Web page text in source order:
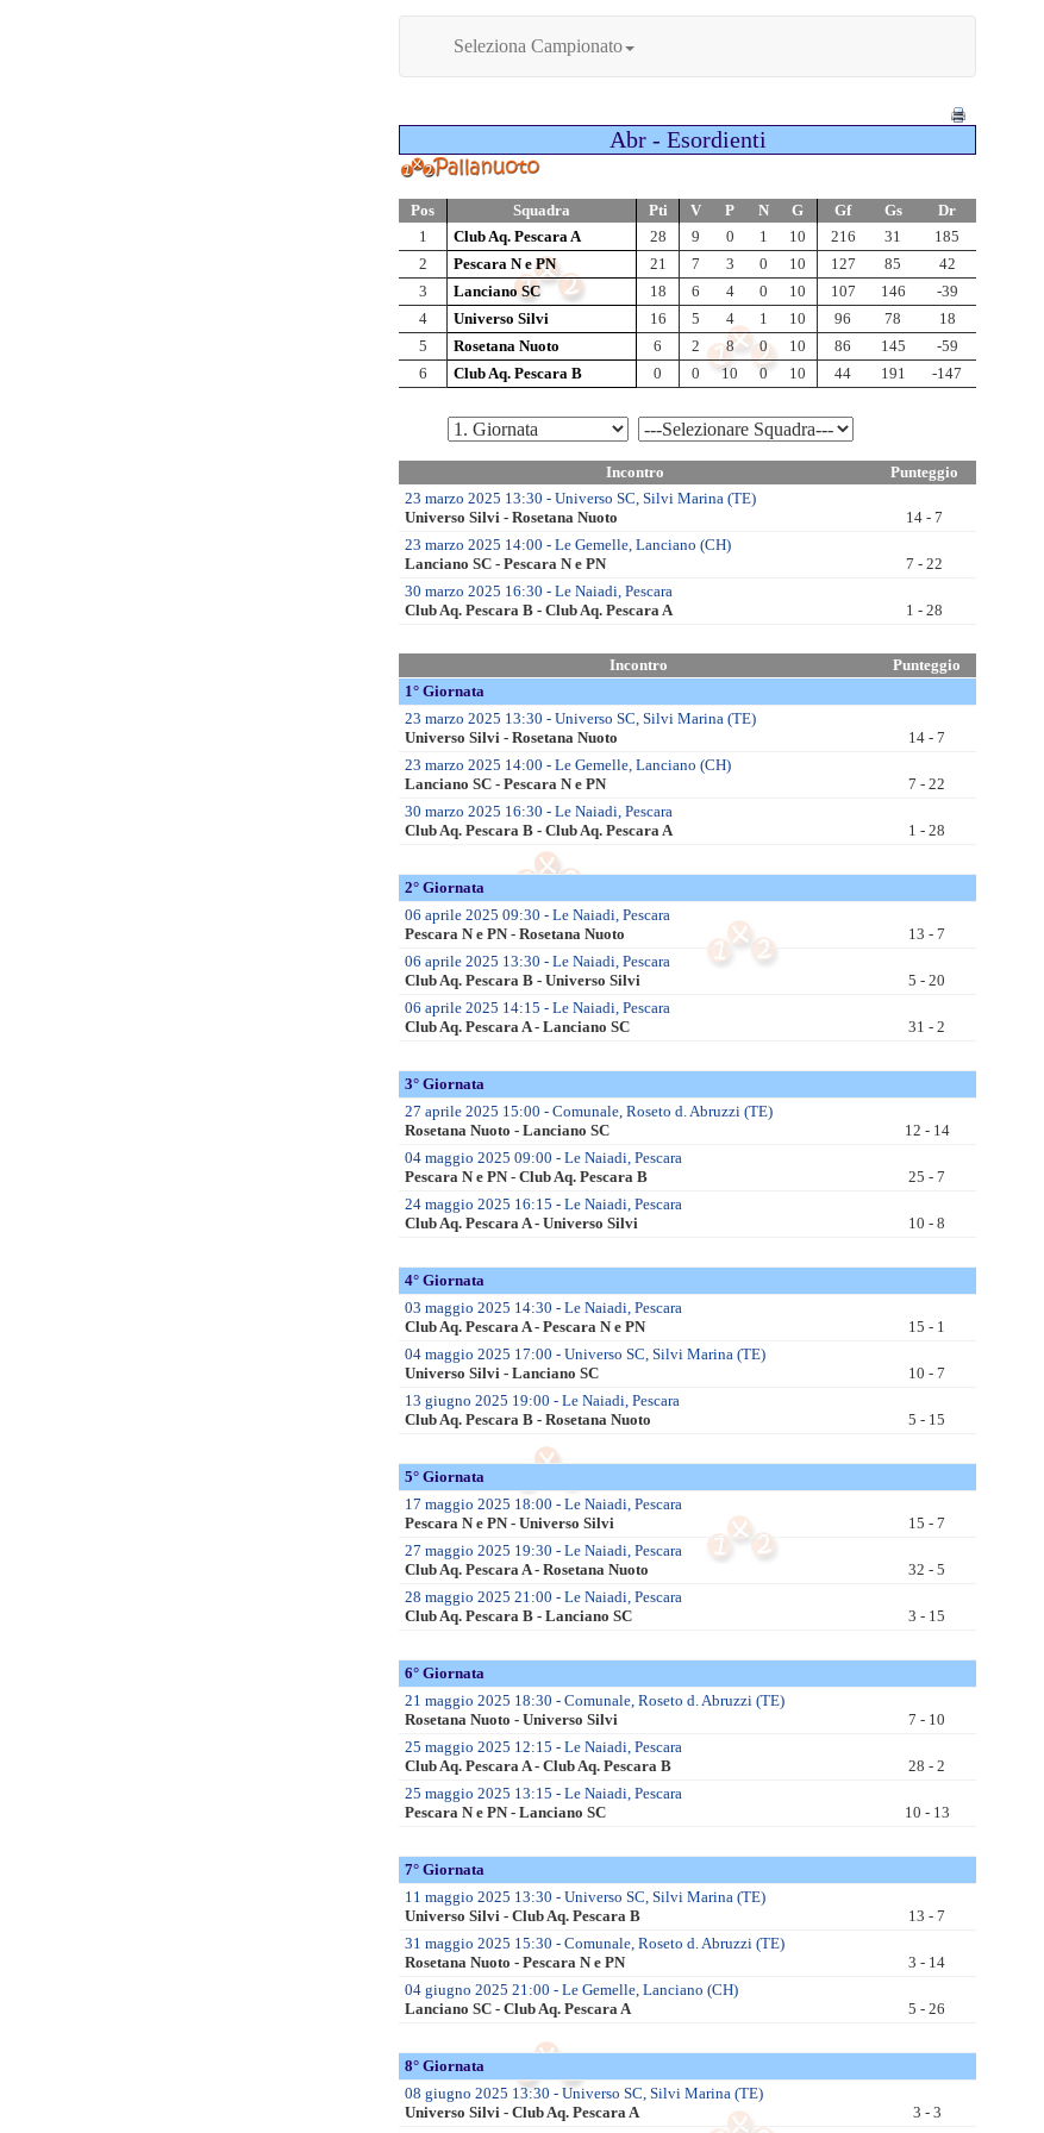
Seleziona Campionato
Abr - Esordienti
Pos Squadra Pti V P N G Gf Gs
Dr
1
Club Aq. Pescara A 28 9 0 1 10 216 31
185
2
Pescara N e PN 21 7 3 0 10 127 85
42
3
Lanciano SC 18 6 4 0 10 107 146
-39
4
Universo Silvi 16 5 4 1 10 96 78
18
5
Rosetana Nuoto 6 2 8 0 10 86 145
-59
6
Club Aq. Pescara B 0 0 10 0 10 44 191 -147
Incontro
Punteggio
23 marzo 2025 13:30 - Universo SC, Silvi Marina (TE)
Universo Silvi - Rosetana Nuoto
14 - 7
23 marzo 2025 14:00 - Le Gemelle, Lanciano (CH)
Lanciano SC - Pescara N e PN
7 - 22
30 marzo 2025 16:30 - Le Naiadi, Pescara
Club Aq. Pescara B - Club Aq. Pescara A
1 - 28
Incontro
Punteggio
1° Giornata
23 marzo 2025 13:30 - Universo SC, Silvi Marina (TE)
Universo Silvi - Rosetana Nuoto
14 - 7
23 marzo 2025 14:00 - Le Gemelle, Lanciano (CH)
Lanciano SC - Pescara N e PN
7 - 22
30 marzo 2025 16:30 - Le Naiadi, Pescara
Club Aq. Pescara B - Club Aq. Pescara A
1 - 28
2° Giornata
06 aprile 2025 09:30 - Le Naiadi, Pescara
Pescara N e PN - Rosetana Nuoto
13 - 7
06 aprile 2025 13:30 - Le Naiadi, Pescara
Club Aq. Pescara B - Universo Silvi
5 - 20
06 aprile 2025 14:15 - Le Naiadi, Pescara
Club Aq. Pescara A - Lanciano SC
31 - 2
3° Giornata
27 aprile 2025 15:00 - Comunale, Roseto d. Abruzzi (TE)
Rosetana Nuoto - Lanciano SC
12 - 14
04 maggio 2025 09:00 - Le Naiadi, Pescara
Pescara N e PN - Club Aq. Pescara B
25 - 7
24 maggio 2025 16:15 - Le Naiadi, Pescara
Club Aq. Pescara A - Universo Silvi
10 - 8
4° Giornata
03 maggio 2025 14:30 - Le Naiadi, Pescara
Club Aq. Pescara A - Pescara N e PN
15 - 1
04 maggio 2025 17:00 - Universo SC, Silvi Marina (TE)
Universo Silvi - Lanciano SC
10 - 7
13 giugno 2025 19:00 - Le Naiadi, Pescara
Club Aq. Pescara B - Rosetana Nuoto
5 - 15
5° Giornata
17 maggio 2025 18:00 - Le Naiadi, Pescara
Pescara N e PN - Universo Silvi
15 - 7
27 maggio 2025 19:30 - Le Naiadi, Pescara
Club Aq. Pescara A - Rosetana Nuoto
32 - 5
28 maggio 2025 21:00 - Le Naiadi, Pescara
Club Aq. Pescara B - Lanciano SC
3 - 15
6° Giornata
21 maggio 2025 18:30 - Comunale, Roseto d. Abruzzi (TE)
Rosetana Nuoto - Universo Silvi
7 - 10
25 maggio 2025 12:15 - Le Naiadi, Pescara
Club Aq. Pescara A - Club Aq. Pescara B
28 - 2
25 maggio 2025 13:15 - Le Naiadi, Pescara
Pescara N e PN - Lanciano SC
10 - 13
7° Giornata
11 maggio 2025 13:30 - Universo SC, Silvi Marina (TE)
Universo Silvi - Club Aq. Pescara B
13 - 7
31 maggio 2025 15:30 - Comunale, Roseto d. Abruzzi (TE)
Rosetana Nuoto - Pescara N e PN
3 - 14
04 giugno 2025 21:00 - Le Gemelle, Lanciano (CH)
Lanciano SC - Club Aq. Pescara A
5 - 26
8° Giornata
08 giugno 2025 13:30 - Universo SC, Silvi Marina (TE)
Universo Silvi - Club Aq. Pescara A
3 - 3